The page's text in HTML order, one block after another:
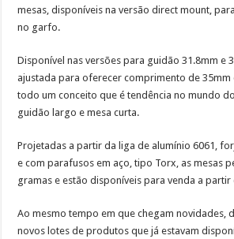
mesas, disponíveis na versão direct mount,
no garfo.
Disponível nas versões para guidão 31.8mm e
ajustada para oferecer comprimento de 35mm
todo um conceito que é tendência no mundo
guidão largo e mesa curta.
Projetadas a partir da liga de alumínio 6061,
e com parafusos em aço, tipo Torx, as mesas
gramas e estão disponíveis para venda a partir
Ao mesmo tempo em que chegam novidades,
novos lotes de produtos que já estavam